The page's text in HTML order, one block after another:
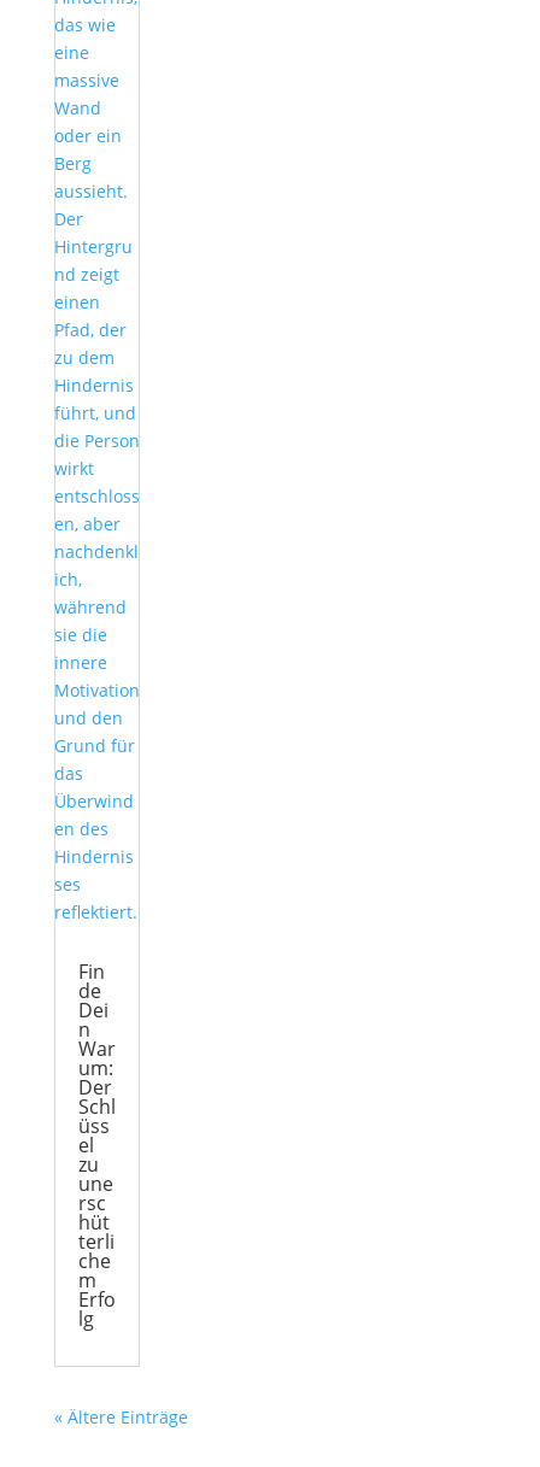
Fin
de
Dei
n
War
um:
Der
Schl
üss
el
zu
une
rsc
hüt
terli
che
m
Erfo
lg
« Ältere Einträge